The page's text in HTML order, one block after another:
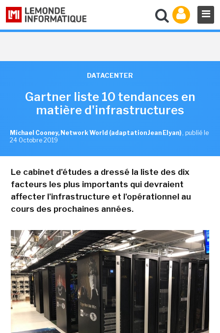
DATACENTER
Gartner liste 10 tendances en
matière d'infrastructures
Michael Cooney, Network World (adaptation Jean Elyan) , publié le
24 Octobre 2019
Le cabinet d'études a dressé la liste des dix
facteurs les plus importants qui devraient
affecter l'infrastructure et l'opérationnel au
cours des prochaines années.